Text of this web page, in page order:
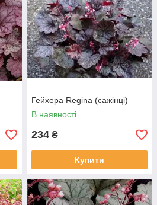
Гейхера Regina (сажінці)
В наявності
234 ₴
Купити